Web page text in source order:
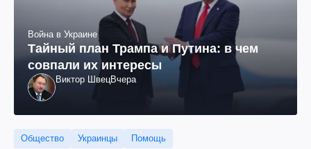
Война в Украине
Тайный план Трампа и Путина: в чем
совпали их интересы
Виктор ШвецВчера
Общество Украинцы Помощь